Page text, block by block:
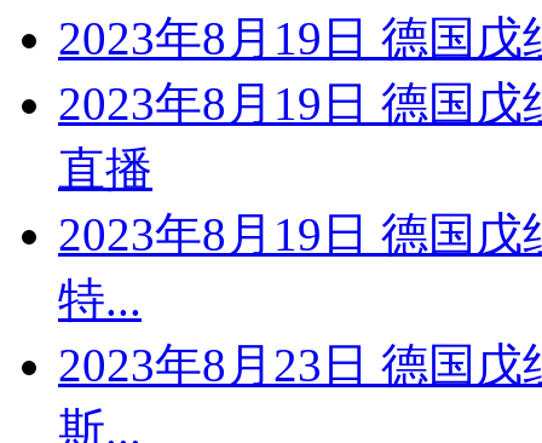
2023年8月19日 德国
2023年8月19日 德国
直播
2023年8月19日 德国
特...
2023年8月23日 德国
斯...